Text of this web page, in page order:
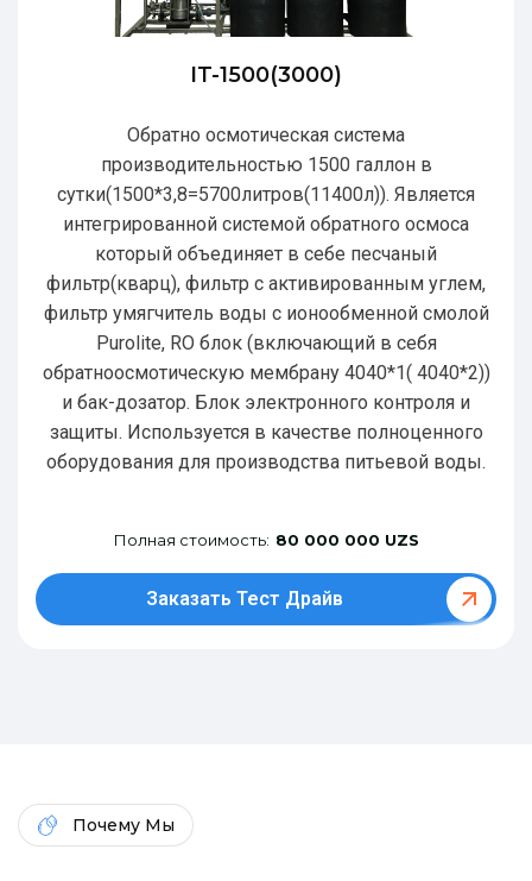
IT-1500(3000)
Обратно осмотическая система
производительностью 1500 галлон в
сутки(1500*3,8=5700литров(11400л)). Является
интегрированной системой обратного осмоса
который объединяет в себе песчаный
фильтр(кварц), фильтр с активированным углем,
фильтр умягчитель воды с ионообменной смолой
Purolite, RO блок (включающий в себя
обратноосмотическую мембрану 4040*1( 4040*2))
и бак-дозатор. Блок электронного контроля и
защиты. Используется в качестве полноценного
оборудования для производства питьевой воды.
Полная стоимость: 80 000 000 UZS
Заказать Тест Драйв
Почему Мы